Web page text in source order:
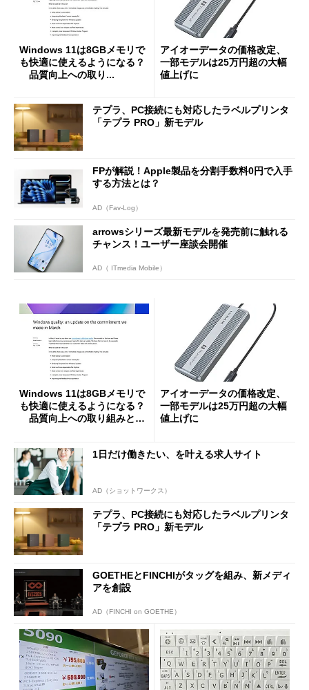
Windows 11は8GBメモリで
も快適に使えるようになる？
品質向上への取り...
アイオーデータの価格改定、
一部モデルは25万円超の大幅
値上げに
テプラ、PC接続にも対応したラベルプリンタ
「テプラ PRO」新モデル
FPが解説！Apple製品を分割手数料0円で入手
する方法とは？
AD（Fav-Log）
arrowsシリーズ最新モデルを発売前に触れる
チャンス！ユーザー座談会開催
AD（ ITmedia Mobile）
Windows 11は8GBメモリで
も快適に使えるようになる？
品質向上への取り組みと
アイオーデータの価格改定、
一部モデルは25万円超の大幅
値上げに
1日だけ働きたい、を叶える求人サイト
AD（ショットワークス）
テプラ、PC接続にも対応したラベルプリンタ
「テプラ PRO」新モデル
GOETHEとFINCHIがタッグを組み、新メディ
アを創設
AD（FINCHI on GOETHE）